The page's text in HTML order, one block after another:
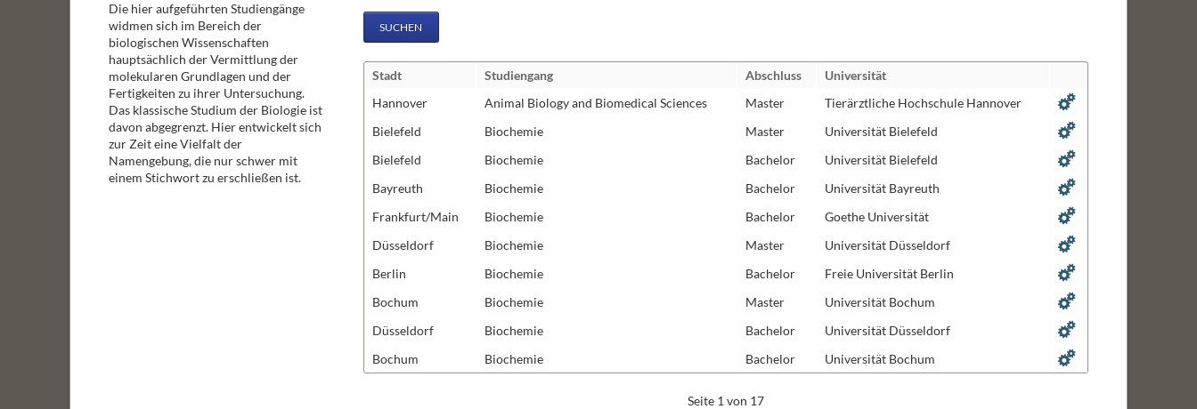
Molekulare Immunologie
Rezeptoren und Signaltransduktion
RNA-Biochemie
Strukturbiologie
Synthetische Biologie
Zelluläre Organellen
Die hier aufgeführten Studiengänge
widmen sich im Bereich der
biologischen Wissenschaften
hauptsächlich der Vermittlung der
molekularen Grundlagen und der
Fertigkeiten zu ihrer Untersuchung.
Das klassische Studium der Biologie ist
davon abgegrenzt. Hier entwickelt sich
zur Zeit eine Vielfalt der
Namengebung, die nur schwer mit
einem Stichwort zu erschließen ist.
SUCHEN
Stadt Studiengang Abschluss
Universität
Hannover
Animal Biology and Biomedical Sciences Master
Tierärztliche Hochschule Hannover
Bielefeld
Biochemie Master
Universität Bielefeld
Bielefeld
Biochemie Bachelor
Universität Bielefeld
Bayreuth
Biochemie Bachelor
Universität Bayreuth
Frankfurt/Main
Biochemie Bachelor
Goethe Universität
Düsseldorf
Biochemie Master
Universität Düsseldorf
Berlin
Biochemie Bachelor
Freie Universität Berlin
Bochum
Biochemie Master
Universität Bochum
Düsseldorf
Biochemie Bachelor
Universität Düsseldorf
Bochum
Biochemie Bachelor Universität Bochum
Seite 1 von 17